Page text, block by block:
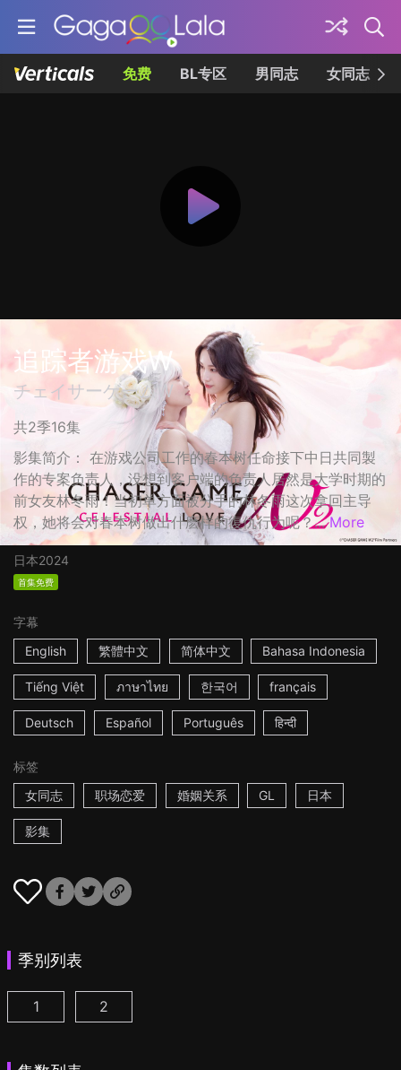
免费 BL专区 男同志 女同志
追踪者游戏W
チェイサーゲームW
共2季16集
影集简介： 在游戏公司工作的春本树任命接下中日共同製
作的专案负责人，没想到客户端的负责人居然是大学时期的
前女友林冬雨！当初单方面被分手的林冬雨这次拿回主导
权，她将会对春本树做出什麽样的復仇行为呢？... More
日本2024
首集免费
字幕
English
繁體中文 简体中文 Bahasa Indonesia
Tiếng Việt ภาษาไทย 한국어 français
Deutsch Español Português हिन्दी
标签
女同志
职场恋爱 婚姻关系 GL 日本
影集
季别列表
追踪者游戏W 职权骚扰的上司是我的前女友 第1集
1 追踪者游戏W2 绮丽的天女们 第1集
2